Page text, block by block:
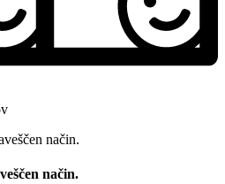
način.